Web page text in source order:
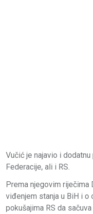
Vučić je najavio i
Federacije, ali i RS.
Prema njegovim riječima
viđenjem stanja u BiH i o
pokušajima RS da